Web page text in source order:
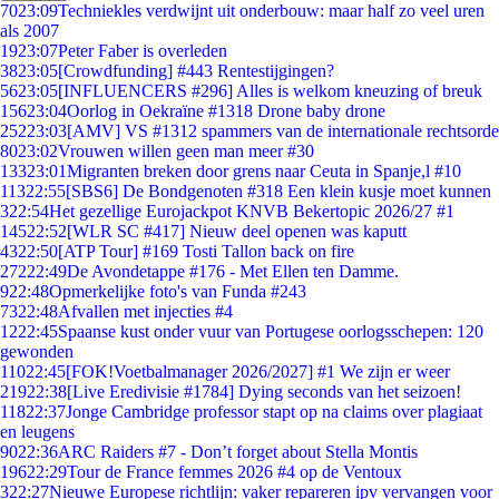
7023:09Techniekles verdwijnt uit onderbouw: maar half zo veel uren
als 2007
1923:07Peter Faber is overleden
3823:05[Crowdfunding] #443 Rentestijgingen?
5623:05[INFLUENCERS #296] Alles is welkom kneuzing of breuk
15623:04Oorlog in Oekraïne #1318 Drone baby drone
25223:03[AMV] VS #1312 spammers van de internationale rechtsorde
8023:02Vrouwen willen geen man meer #30
13323:01Migranten breken door grens naar Ceuta in Spanje,l #10
11322:55[SBS6] De Bondgenoten #318 Een klein kusje moet kunnen
322:54Het gezellige Eurojackpot KNVB Bekertopic 2026/27 #1
14522:52[WLR SC #417] Nieuw deel openen was kaputt
4322:50[ATP Tour] #169 Tosti Tallon back on fire
27222:49De Avondetappe #176 - Met Ellen ten Damme.
922:48Opmerkelijke foto's van Funda #243
7322:48Afvallen met injecties #4
1222:45Spaanse kust onder vuur van Portugese oorlogsschepen: 120
gewonden
11022:45[FOK!Voetbalmanager 2026/2027] #1 We zijn er weer
21922:38[Live Eredivisie #1784] Dying seconds van het seizoen!
11822:37Jonge Cambridge professor stapt op na claims over plagiaat
en leugens
9022:36ARC Raiders #7 - Don’t forget about Stella Montis
19622:29Tour de France femmes 2026 #4 op de Ventoux
322:27Nieuwe Europese richtlijn: vaker repareren ipv vervangen voor